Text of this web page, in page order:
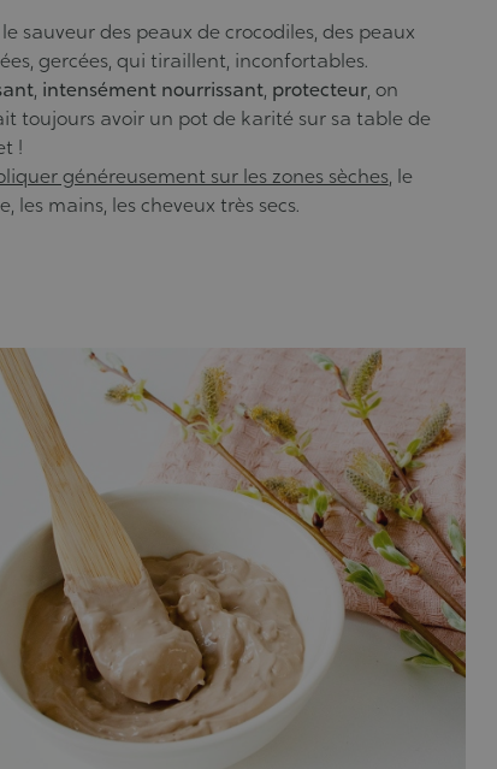
sauveur des peaux de crocodiles, des peaux
gercées, qui tiraillent, inconfortables.
, intensément nourrissant, protecteur, on
toujours avoir un pot de karité sur sa table de
!
généreusement sur les zones sèches, le
les mains, les cheveux très secs.